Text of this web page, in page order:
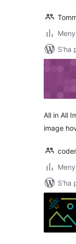
S'ha
All in All
image
S'ha